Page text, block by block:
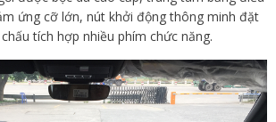
ứng cỡ lớn, nút khởi động thông minh đặt
tích hợp nhiều phím chức năng.